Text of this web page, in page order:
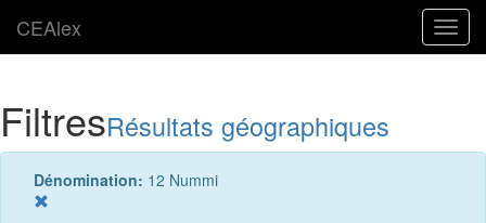
CEAlex
FiltresRésultats géographiques
Dénomination: 12 Nummi